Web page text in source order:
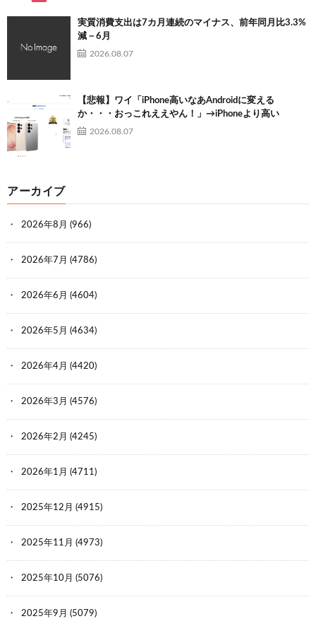
実質消費支出は7カ月連続のマイナス、前年同月比3.3%
減－6月
2026.08.07
【悲報】ワイ「iPhone高いなあAndroidに変える
か・・・おっこれええやん！」→iPhoneより高い
2026.08.07
アーカイブ
2026年8月 (966)
2026年7月 (4786)
2026年6月 (4604)
2026年5月 (4634)
2026年4月 (4420)
2026年3月 (4576)
2026年2月 (4245)
2026年1月 (4711)
2025年12月 (4915)
2025年11月 (4973)
2025年10月 (5076)
2025年9月 (5079)